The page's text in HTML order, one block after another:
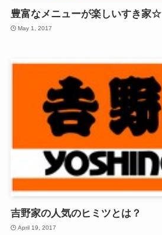
豊富なメニューが楽しいすき家☆
May 1, 2017
吉野家の人気のヒミツとは？
April 19, 2017